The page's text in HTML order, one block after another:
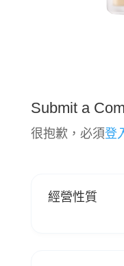
Submit a
很抱歉，必須登
經營性質